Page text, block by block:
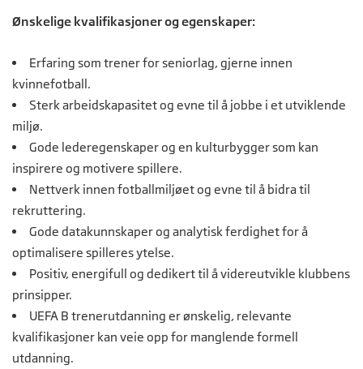
Ønskelige kvalifikasjoner og egenskaper:
Erfaring som trener for seniorlag, gjerne innen
kvinnefotball.
Sterk arbeidskapasitet og evne til å jobbe i et utviklende
miljø.
Gode lederegenskaper og en kulturbygger som kan
inspirere og motivere spillere.
Nettverk innen fotballmiljøet og evne til å bidra til
rekruttering.
Gode datakunnskaper og analytisk ferdighet for å
optimalisere spilleres ytelse.
Positiv, energifull og dedikert til å videreutvikle klubbens
prinsipper.
UEFA B trenerutdanning er ønskelig, relevante
kvalifikasjoner kan veie opp for manglende formell
utdanning.